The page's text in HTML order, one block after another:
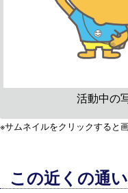
活動中の
※サムネイルをクリックすると
この近くの通